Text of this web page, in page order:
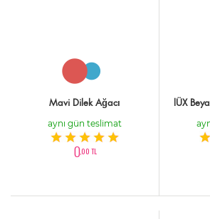
Mavi Dilek Ağacı
aynı gün teslimat
0,00 TL
lÜX